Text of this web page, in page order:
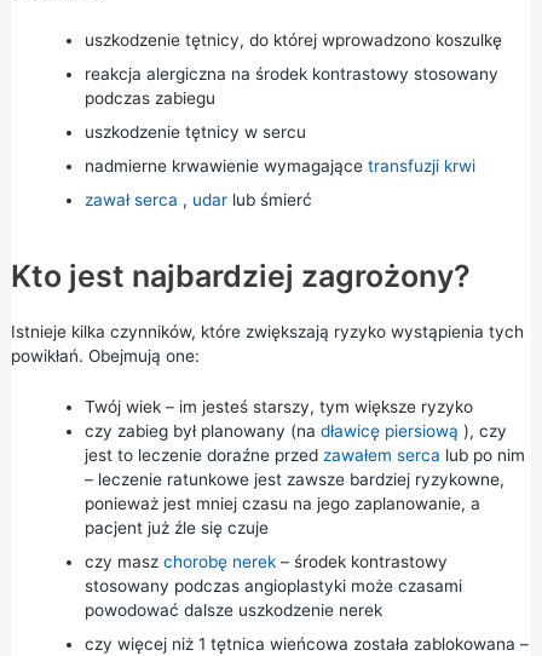
uszkodzenie tętnicy, do której wprowadzono koszulkę
reakcja alergiczna na środek kontrastowy stosowany
podczas zabiegu
uszkodzenie tętnicy w sercu
nadmierne krwawienie wymagające transfuzji krwi
zawał serca , udarlub śmierć
Kto jest najbardziej zagrożony?
Istnieje kilka czynników, które zwiększają ryzyko wystąpienia tych
powikłań. Obejmują one:
Twój wiek – im jesteś starszy, tym większe ryzyko
czy zabieg był planowany (na dławicę piersiową ), czy
jest to leczenie doraźne przed zawałem serca lub po nim
– leczenie ratunkowe jest zawsze bardziej ryzykowne,
ponieważ jest mniej czasu na jego zaplanowanie, a
pacjent już źle się czuje
czy masz chorobę nerek– środek kontrastowy
stosowany podczas angioplastyki może czasami
powodować dalsze uszkodzenie nerek
czy więcej niż 1 tętnica wieńcowa została zablokowana –